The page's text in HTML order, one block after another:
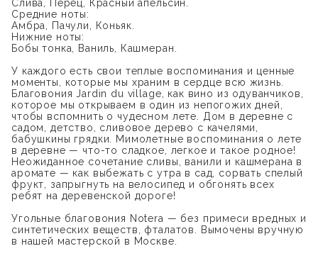
Слива, Перец, Красный апельсин.
Средние ноты:
Амбра, Пачули, Коньяк.
Нижние ноты:
Бобы тонка, Ваниль, Кашмеран.
У каждого есть свои теплые воспоминания и ценные
моменты, которые мы храним в сердце всю жизнь.
Благовония Jardin du village, как вино из одуванчиков,
которое мы открываем в один из непогожих дней,
чтобы вспомнить о чудесном лете. Дом в деревне с
садом, детство, сливовое дерево с качелями,
бабушкины грядки. Мимолетные воспоминания о лете
в деревне — что-то сладкое, легкое и такое родное!
Неожиданное сочетание сливы, ванили и кашмерана в
аромате — как выбежать с утра в сад, сорвать спелый
фрукт, запрыгнуть на велосипед и обгонять всех
ребят на деревенской дороге!
Угольные благовония Notera — без примеси вредных и
синтетических веществ, фталатов. Вымочены вручную
в нашей мастерской в Москве.